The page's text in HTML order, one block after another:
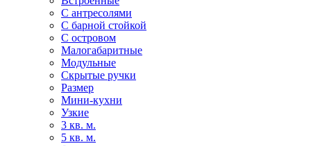
С антресолями
С барной стойкой
С островом
Малогабаритные
Модульные
Скрытые ручки
Размер
Мини-кухни
Узкие
3 кв. м.
5 кв. м.